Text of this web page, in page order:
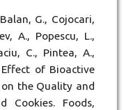
G., Cojocari,
A., Popescu, L.,
C., Pintea, A.,
of Bioactive
the Quality and
Cookies. Foods,